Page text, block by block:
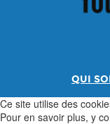
QUI
Ce site utilise des
Pour en savoir plus, y